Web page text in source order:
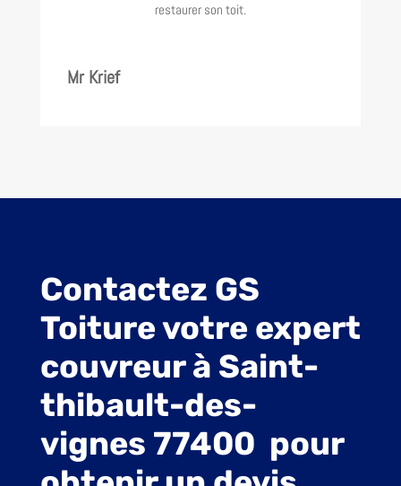
restaurer son toit.
Mr Krief
Contactez GS
Toiture votre expert
couvreur à Saint-
thibault-des-
vignes 77400 pour